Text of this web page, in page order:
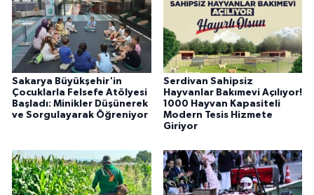
Sakarya Büyükşehir'in
Çocuklarla Felsefe Atölyesi
Başladı: Minikler Düşünerek
ve Sorgulayarak Öğreniyor
Serdivan Sahipsiz
Hayvanlar Bakımevi Açılıyor!
1000 Hayvan Kapasiteli
Modern Tesis Hizmete
Giriyor